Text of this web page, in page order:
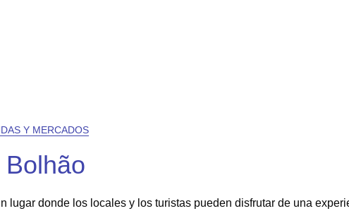
Y MERCADOS
lugar donde los locales y los turistas pueden disfrutar de una